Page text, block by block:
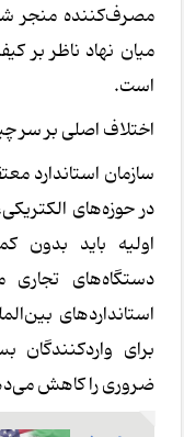
مصرف‌کننده منجر
میان نهاد ناظر بر
است.
اختلاف اصلی بر سر
سازمان استاندارد
در حوزه‌های
اولیه باید بدون
دستگاه‌های
استانداردهای
برای واردکنندگان
ضروری را کاهش